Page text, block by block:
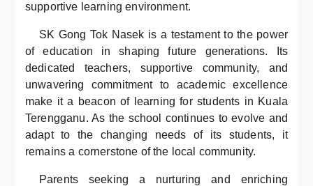
supportive learning environment.
SK Gong Tok Nasek is a testament to the power
of education in shaping future generations. Its
dedicated teachers, supportive community, and
unwavering commitment to academic excellence
make it a beacon of learning for students in Kuala
Terengganu. As the school continues to evolve and
adapt to the changing needs of its students, it
remains a cornerstone of the local community.
Parents seeking a nurturing and enriching